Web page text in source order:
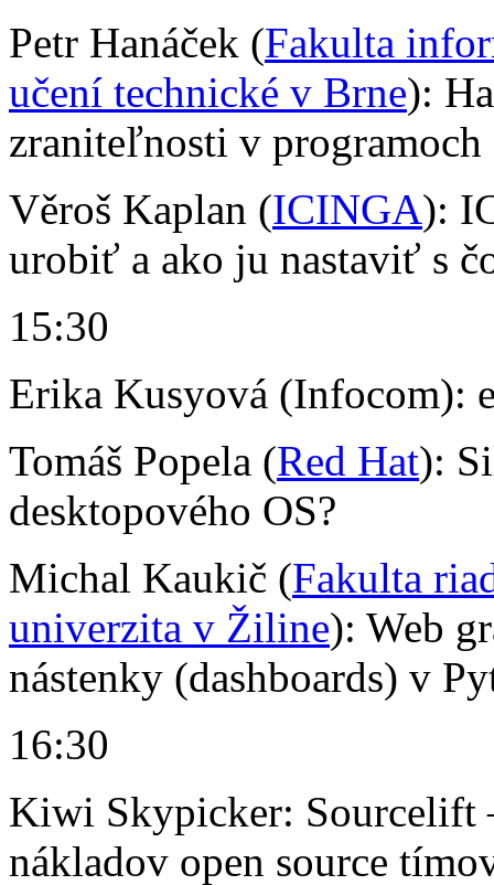
Petr Hanáček (Fakulta
učení technické v Brne):
zraniteľnosti v programoch
Věroš Kaplan (ICINGA):
urobiť a ako ju nastaviť s
15:30
Erika Kusyová (Infocom):
Tomáš Popela (Red Hat):
desktopového OS?
Michal Kaukič (Fakulta
univerzita v Žiline): Web
nástenky (dashboards) v
16:30
Kiwi Skypicker: Sourcelift
nákladov open source